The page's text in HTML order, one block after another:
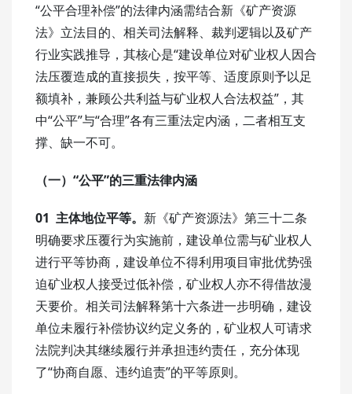
“公平合理补偿”的法律内涵需结合新《矿产资源
法》立法目的、相关司法解释、裁判逻辑以及矿产
行业实践推导，其核心是“建设单位对矿业权人因合
法压覆造成的直接损失，按平等、适度原则予以足
额填补，兼顾公共利益与矿业权人合法权益”，其
中“公平”与“合理”各有三重法定内涵，二者相互支
撑、缺一不可。
（一）“公平”的三重法律内涵
01 主体地位平等。 新《矿产资源法》第三十二条
明确要求压覆行为实施前，建设单位需与矿业权人
进行平等协商，建设单位不得利用项目审批优势强
迫矿业权人接受过低补偿，矿业权人亦不得借故漫
天要价。相关司法解释第十六条进一步明确，建设
单位未履行补偿协议约定义务的，矿业权人可请求
法院判决其继续履行并承担违约责任，充分体现
了“协商自愿、违约追责”的平等原则。